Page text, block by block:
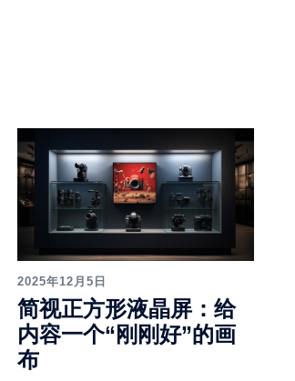
2025年12月5日
简视正方形液晶屏：给
内容一个“刚刚好”的画
布